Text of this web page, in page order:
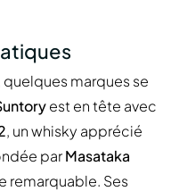
marques se
est en tête avec
, un whisky apprécié
parMasataka
remarquable. Ses